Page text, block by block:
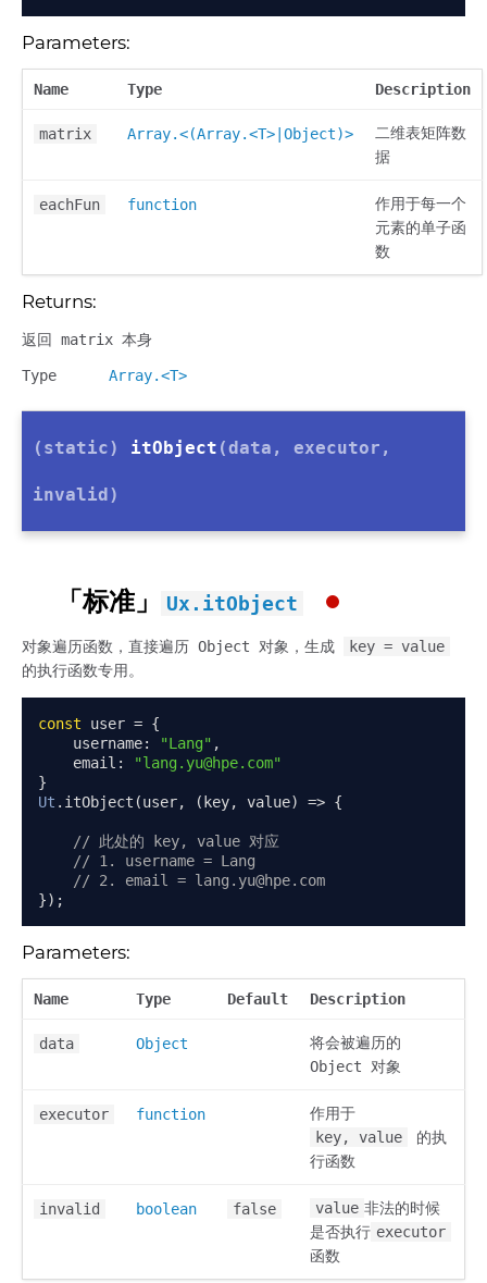
Parameters:
Name Type Description
matrix Array.<(Array.<T>|Object)>
二维表矩阵数
据
eachFun function
作用于每一个
元素的单子函
数
Returns:
返回 matrix 本身
Type Array.<T>
(static) itObject (data, executor,
invalid)
「标准」 Ux.itObject
对象遍历函数，直接遍历 Object 对象，生成
key = value
的执行函数专用。
const user = {
    username
: "Lang" ,
    email
:
"lang.yu@hpe.com"
}
Ut . itObject (user, ( key, value) => {
// 此处的 key, value 对应
// 1. username = Lang
// 2. email = lang.yu@hpe.com
});
Parameters:
Name Type Default Description
data Object
将会被遍历的
Object 对象
executor function
作用于
key, value
的执
行函数
invalid boolean false value 非法的时候
是否执行 executor
函数